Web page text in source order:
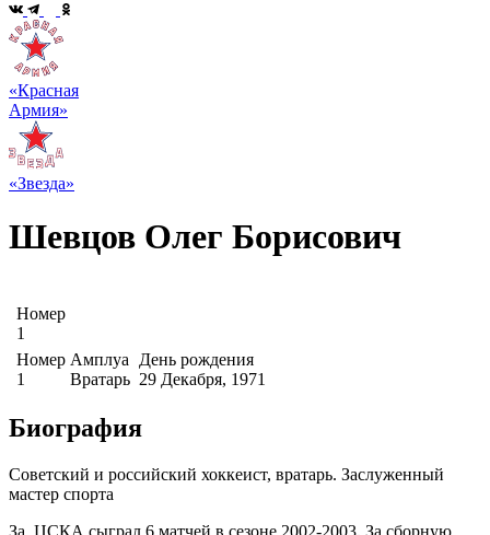
«Красная
Армия»
«Звезда»
Шевцов Олег Борисович
Номер
1
Номер
1
Амплуа
Вратарь
День рождения
29 Декабря, 1971
Биография
Советский и российский хоккеист, вратарь. Заслуженный
мастер спорта